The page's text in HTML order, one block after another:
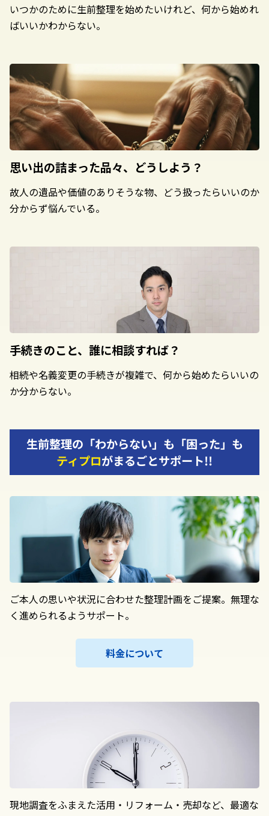
いつかのために生前整理を始めたいけれど、何から始めれ
ばいいかわからない。
思い出の詰まった品々、どうしよう？
故人の遺品や価値のありそうな物、どう扱ったらいいのか
分からず悩んでいる。
手続きのこと、 誰に相談すれば？
相続や名義変更の手続きが複雑で、何から始めたらいいの
か分からない。
生前整理の「わからない」も「困った」も
ティプロがまるごとサポート!!
ご本人の思いや状況に合わせた整理計画をご提案。無理な
く進められるようサポート。
料金について
現地調査をふまえた活用・リフォーム・売却など、最適な